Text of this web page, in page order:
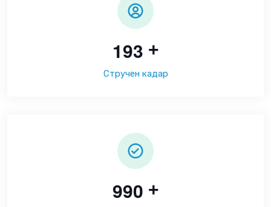
193 +
Стручен кадар
990 +